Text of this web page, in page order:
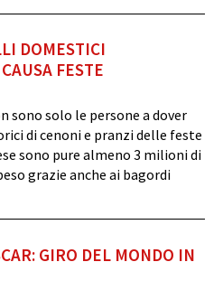
DOMESTICI
FESTE
sono solo le persone a dover
di cenoni e pranzi delle feste
sono pure almeno 3 milioni di
grazie anche ai bagordi
GIRO DEL MONDO IN